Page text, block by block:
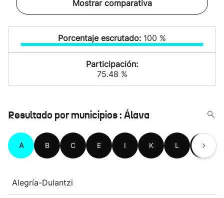
Mostrar comparativa
Porcentaje escrutado: 100 %
Participación:
75.48 %
Resultado por municipios : Álava
A B C E I K L M
Alegría-Dulantzi